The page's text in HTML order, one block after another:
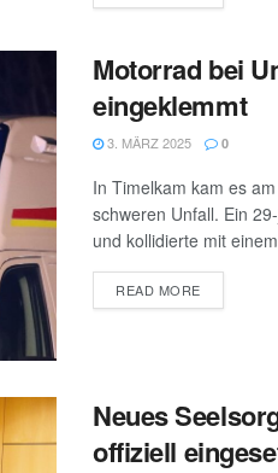
Motorrad bei
eingeklemmt
3. MÄRZ 2025 0
In Timelkam kam es
schweren Unfall. Ein
und kollidierte mit
READ MOREDETAILS
Neues
offiziell